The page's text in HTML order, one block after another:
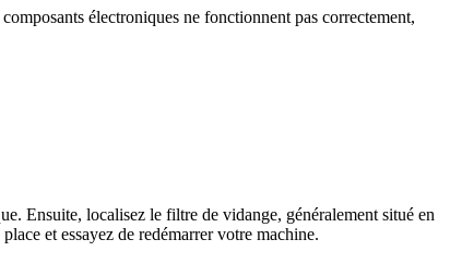
électroniques ne fonctionnent pas correctement,
Ensuite, localisez le filtre de vidange, généralement situé en
et essayez de redémarrer votre machine.